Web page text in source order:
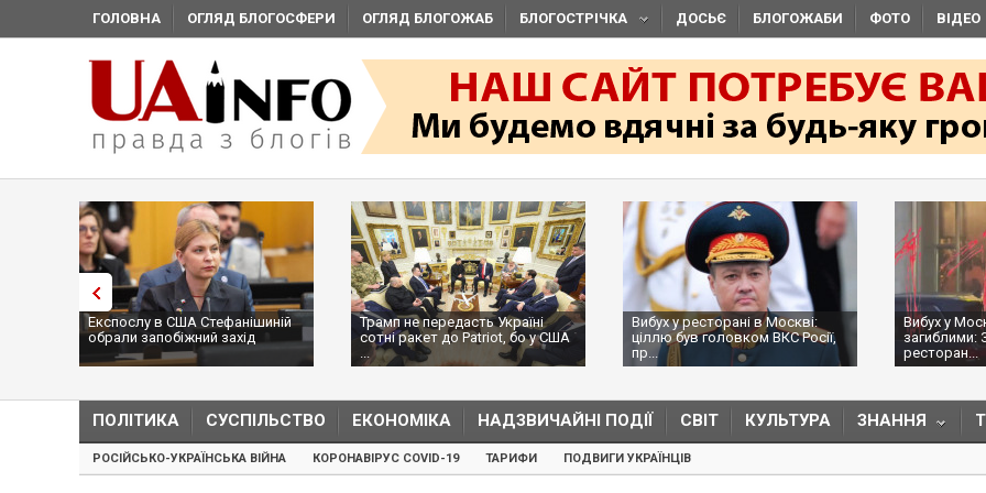
ГОЛОВНА ОГЛЯД БЛОГОСФЕРИ ОГЛЯД БЛОГОЖАБ БЛОГОСТРІЧКА ДОСЬЄ БЛОГОЖАБИ ФОТО ВІДЕО
Експослу в США Стефанішиній
обрали запобіжний захід
Трамп не передасть Україні
сотні ракет до Patriot, бо у США
...
Вибух у ресторані в Москві:
ціллю був головком ВКС Росії,
пр...
Вибух у
загиблими:
ресторан...
ПОЛІТИКА СУСПІЛЬСТВО ЕКОНОМІКА НАДЗВИЧАЙНІ ПОДІЇ СВІТ КУЛЬТУРА ЗНАННЯ
РОСІЙСЬКО-УКРАЇНСЬКА ВІЙНА КОРОНАВІРУС COVID-19 ТАРИФИ ПОДВИГИ УКРАЇНЦІВ